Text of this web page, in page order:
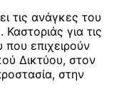
τις ανάγκες του
για τις
επιχειρούν
Δικτύου, στον
στην